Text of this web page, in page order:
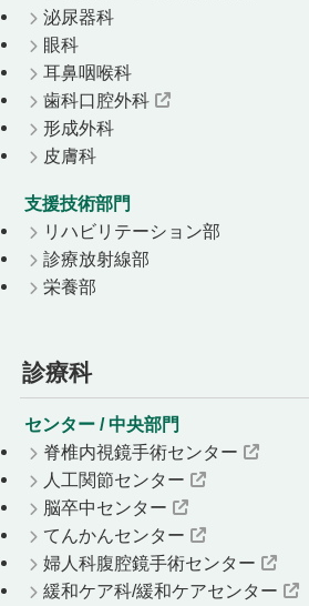
泌尿器科
眼科
耳鼻咽喉科
歯科口腔外科
形成外科
皮膚科
支援技術部門
リハビリテーション部
診療放射線部
栄養部
診療科
センター / 中央部門
脊椎内視鏡手術センター
人工関節センター
脳卒中センター
てんかんセンター
婦人科腹腔鏡手術センター
緩和ケア科/緩和ケアセンター